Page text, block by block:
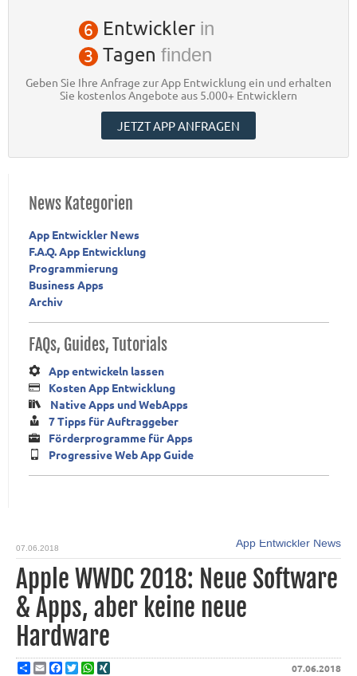
07.06.2018 App Entwickler News
Apple WWDC 2018: Neue Software
& Apps, aber keine neue
Hardware
07.06.2018
ShareEmailFacebook
TwitterWhatsApp
6 Entwickler in
3 Tagen finden
Geben Sie Ihre Anfrage zur App Entwicklung ein und erhalten
Sie kostenlos Angebote aus 5.000+ Entwicklern
JETZT APP ANFRAGEN
News Kategorien
App Entwickler News
F.A.Q. App Entwicklung
Programmierung
Business Apps
Archiv
FAQs, Guides, Tutorials
App entwickeln lassen
Kosten App Entwicklung
Native Apps und WebApps
7 Tipps für Auftraggeber
Förderprogramme für Apps
Progressive Web App Guide